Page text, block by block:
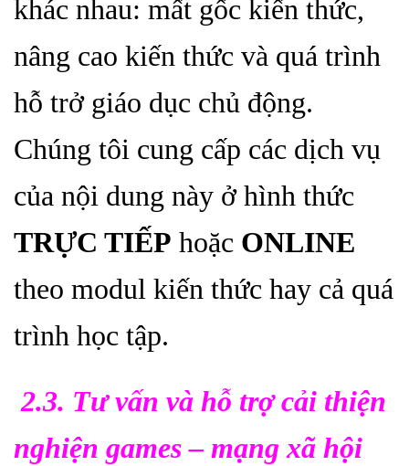
khác nhau: mất gốc kiến thức,
nâng cao kiến thức và quá trình
hỗ trở giáo dục chủ động.
Chúng tôi cung cấp các dịch vụ
của nội dung này ở hình thức
TRỰC TIẾP hoặc ONLINE
theo modul kiến thức hay cả quá
trình học tập.
2.3. Tư vấn và hỗ trợcải thiện
nghiện games – mạng xã hội